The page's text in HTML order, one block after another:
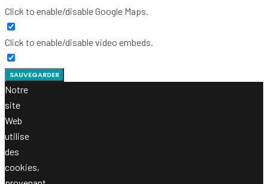
Click to enable/disable Google Maps.
Click to enable/disable video embeds.
SAUVEGARDER
Notre
site
Web
utilise
des
cookies,